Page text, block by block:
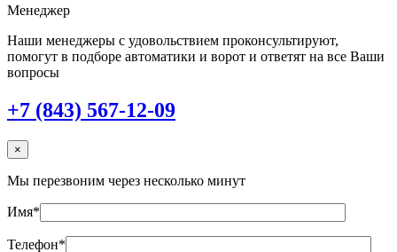
Менеджер
Наши менеджеры с удовольствием проконсультируют,
помогут в подборе автоматики и ворот и ответят на все Ваши
вопросы
+7 (843) 567-12-09
×
Мы перезвоним через несколько минут
Имя*
Телефон*